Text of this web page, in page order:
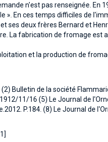
n'est pas renseignée. En
En ces temps difficiles de
ses deux frères Bernard et
La fabrication de fromage est
et la production de
(2) Bulletin de la société
11/16 (5) Le Journal de
P.184. (8) Le Journal de